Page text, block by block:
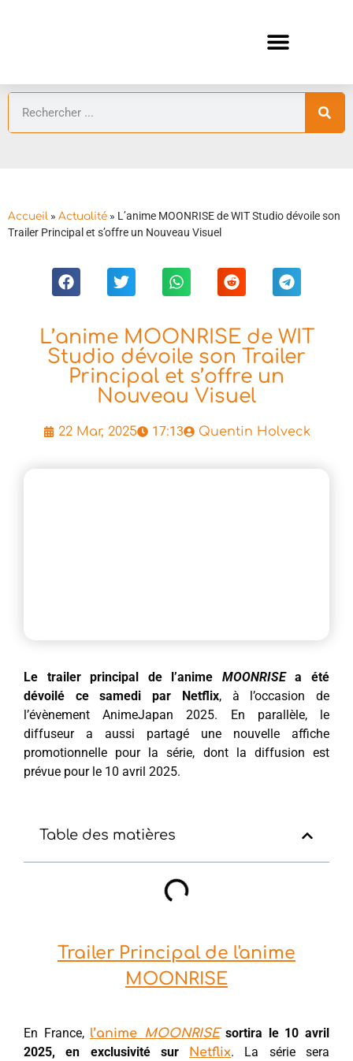
Accueil » Actualité » L’anime MOONRISE de WIT Studio dévoile son
Trailer Principal et s’offre un Nouveau Visuel
L’anime MOONRISE de WIT
Studio dévoile son Trailer
Principal et s’offre un
Nouveau Visuel
22 Mar, 2025 17:13 Quentin Holveck
Le trailer principal de l’anime MOONRISEa été
dévoilé ce samedi par Netflix, à l’occasion de
l’évènement AnimeJapan 2025. En parallèle, le
diffuseur a aussi partagé une nouvelle affiche
promotionnelle pour la série, dont la diffusion est
prévue pour le 10 avril 2025.
Table des matières
Trailer Principal de l'anime
MOONRISE
En France, l’anime MOONRISEsortira le 10 avril
2025, en exclusivité sur Netflix. La série sera